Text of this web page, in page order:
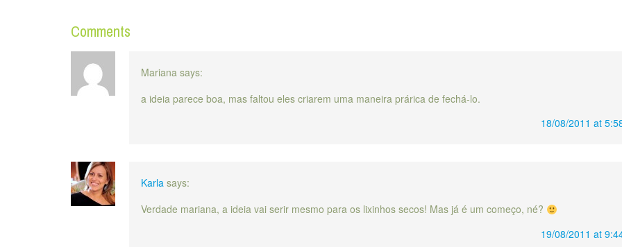
Comments
Mariana says:
a ideia parece boa, mas faltou eles criarem uma maneira prárica de fechá-lo.
18/08/2011 at
Karla says:
Verdade mariana, a ideia vai serir mesmo para os lixinhos secos! Mas já é um começo, né?
19/08/2011 at